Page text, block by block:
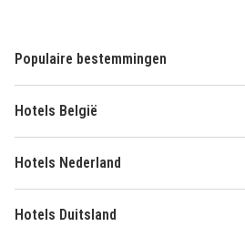
Populaire bestemmingen
Hotels België
Hotels Nederland
Hotels Duitsland